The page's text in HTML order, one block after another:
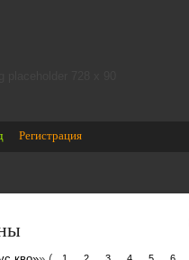
Регистрация